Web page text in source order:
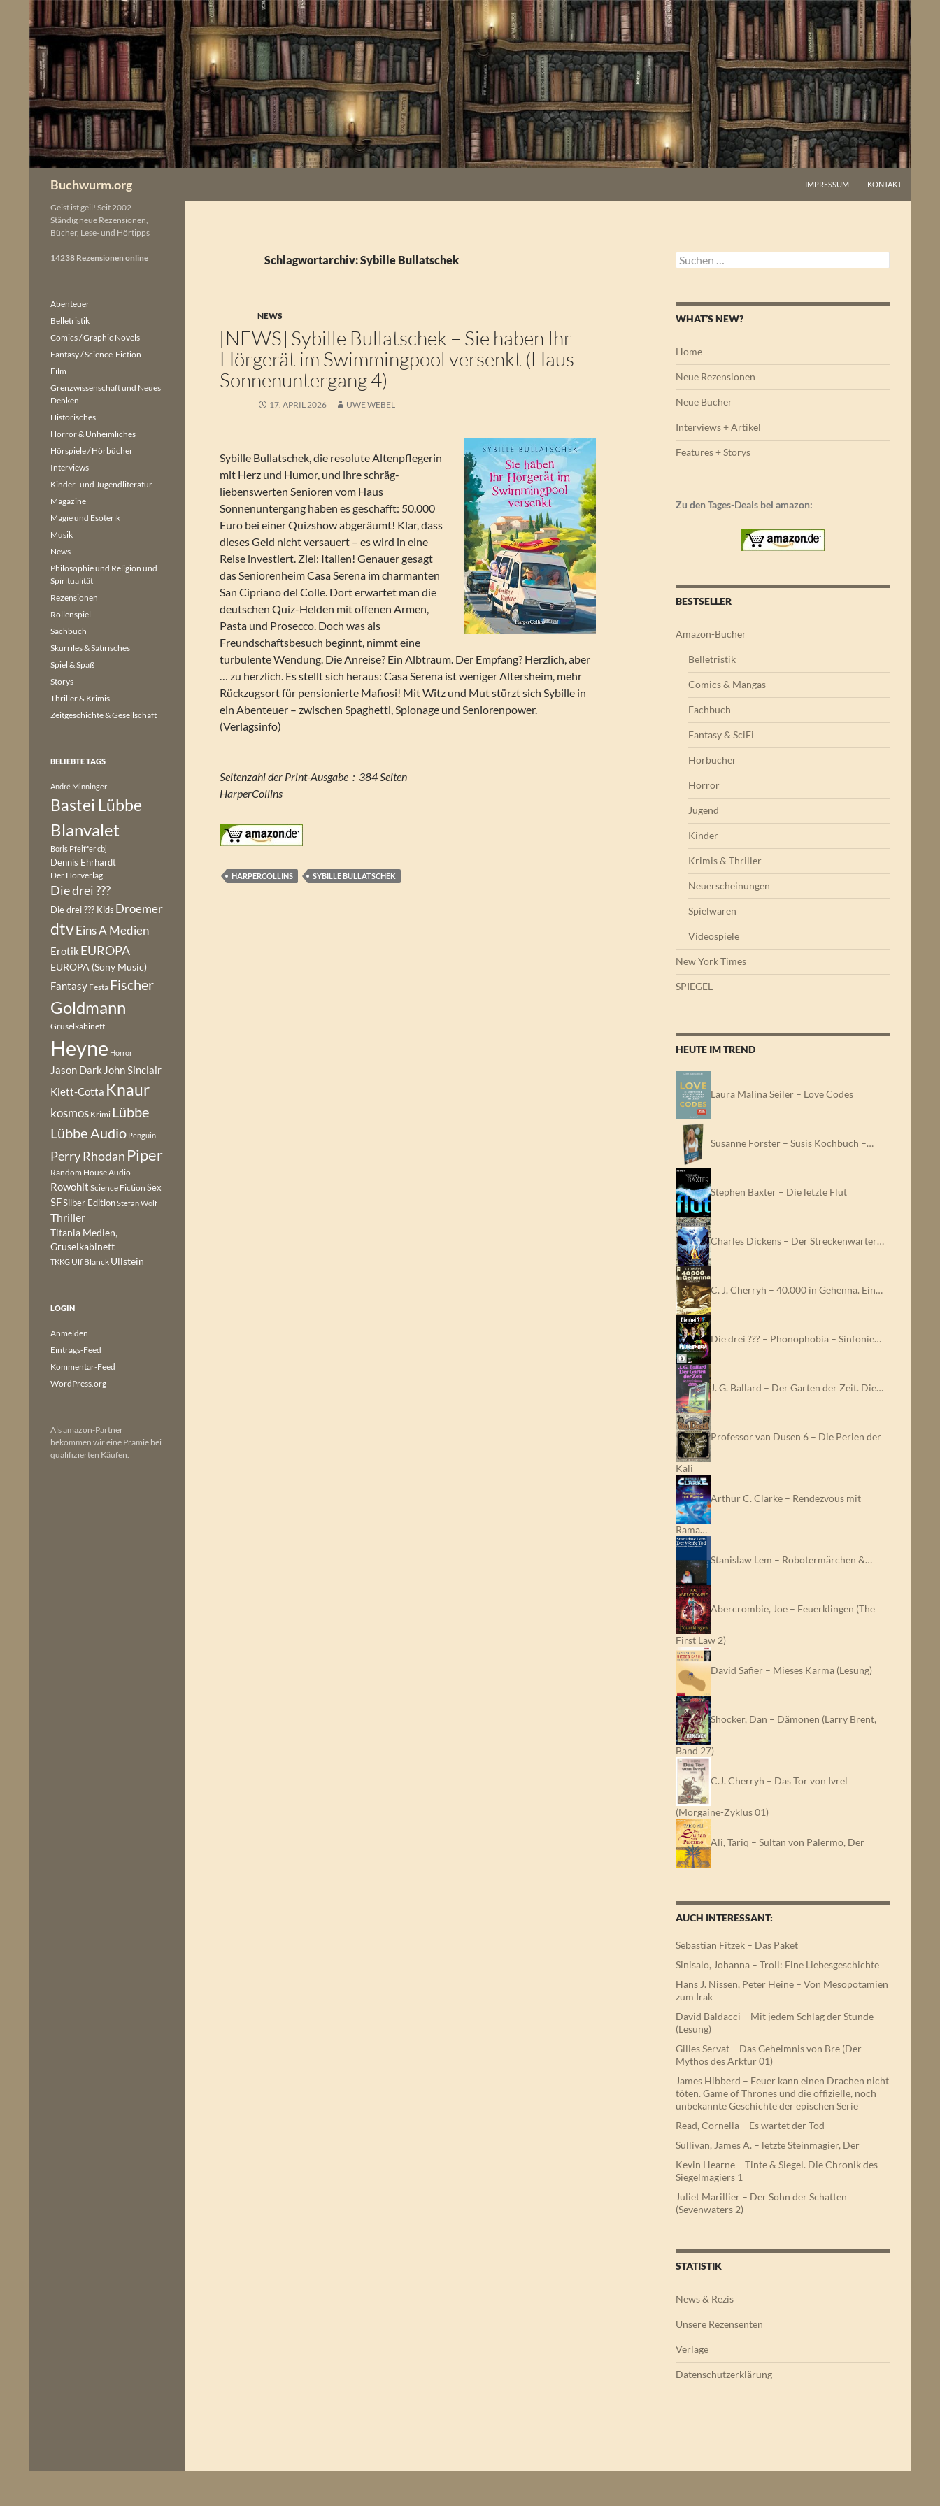
springen
Buchwurm.org IMPRESSUM KONTAKT
Schlagwortarchiv: Sybille Bullatschek
NEWS
[NEWS] Sybille Bullatschek – Sie haben Ihr
Hörgerät im Swimmingpool versenkt (Haus
Sonnenuntergang 4)
17. APRIL 2026 UWE WEBEL
Sybille Bullatschek, die resolute Altenpflegerin
mit Herz und Humor, und ihre schräg-
liebenswerten Senioren vom Haus
Sonnenuntergang haben es geschafft: 50.000
Euro bei einer Quizshow abgeräumt! Klar, dass
dieses Geld nicht versauert – es wird in eine
Reise investiert. Ziel: Italien! Genauer gesagt
das Seniorenheim Casa Serena im charmanten
San Cipriano del Colle. Dort erwartet man die
deutschen Quiz-Helden mit offenen Armen,
Pasta und Prosecco. Doch was als
Freundschaftsbesuch beginnt, nimmt eine
turbulente Wendung. Die Anreise? Ein Albtraum. Der Empfang? Herzlich, aber
… zu herzlich. Es stellt sich heraus: Casa Serena ist weniger Altersheim, mehr
Rückzugsort für pensionierte Mafiosi! Mit Witz und Mut stürzt sich Sybille in
ein Abenteuer – zwischen Spaghetti, Spionage und Seniorenpower.
(Verlagsinfo)
Seitenzahl der Print-Ausgabe ‏ : ‎ 384 Seiten
HarperCollins
HARPERCOLLINS SYBILLE BULLATSCHEK
Suchen
nach:
WHAT’S NEW?
Home
Neue Rezensionen
Neue Bücher
Interviews + Artikel
Features + Storys
Zu den Tages-Deals bei amazon:
BESTSELLER
Amazon-Bücher
Belletristik
Comics & Mangas
Fachbuch
Fantasy & SciFi
Hörbücher
Horror
Jugend
Kinder
Krimis & Thriller
Neuerscheinungen
Spielwaren
Videospiele
New York Times
SPIEGEL
HEUTE IM TREND
Laura Malina Seiler – Love Codes
Susanne Förster – Susis Kochbuch –…
Stephen Baxter – Die letzte Flut
Charles Dickens – Der Streckenwärter…
C. J. Cherryh – 40.000 in Gehenna. Ein…
Die drei ??? – Phonophobia – Sinfonie…
J. G. Ballard – Der Garten der Zeit. Die…
Professor van Dusen 6 – Die Perlen der
Kali
Arthur C. Clarke – Rendezvous mit
Rama…
Stanislaw Lem – Robotermärchen &…
Abercrombie, Joe – Feuerklingen (The
First Law 2)
David Safier – Mieses Karma (Lesung)
Shocker, Dan – Dämonen (Larry Brent,
Band 27)
C.J. Cherryh – Das Tor von Ivrel
(Morgaine-Zyklus 01)
Ali, Tariq – Sultan von Palermo, Der
AUCH INTERESSANT:
Sebastian Fitzek – Das Paket
Sinisalo, Johanna – Troll: Eine Liebesgeschichte
Hans J. Nissen, Peter Heine – Von Mesopotamien
zum Irak
David Baldacci – Mit jedem Schlag der Stunde
(Lesung)
Gilles Servat – Das Geheimnis von Bre (Der
Mythos des Arktur 01)
James Hibberd – Feuer kann einen Drachen nicht
töten. Game of Thrones und die offizielle, noch
unbekannte Geschichte der epischen Serie
Read, Cornelia – Es wartet der Tod
Sullivan, James A. – letzte Steinmagier, Der
Kevin Hearne – Tinte & Siegel. Die Chronik des
Siegelmagiers 1
Juliet Marillier – Der Sohn der Schatten
(Sevenwaters 2)
STATISTIK
News & Rezis
Unsere Rezensenten
Verlage
Datenschutzerklärung
Geist ist geil! Seit 2002 –
Ständig neue Rezensionen,
Bücher, Lese- und Hörtipps
14238 Rezensionen online
Abenteuer
Belletristik
Comics / Graphic Novels
Fantasy / Science-Fiction
Film
Grenzwissenschaft und Neues
Denken
Historisches
Horror & Unheimliches
Hörspiele / Hörbücher
Interviews
Kinder- und Jugendliteratur
Magazine
Magie und Esoterik
Musik
News
Philosophie und Religion und
Spiritualität
Rezensionen
Rollenspiel
Sachbuch
Skurriles & Satirisches
Spiel & Spaß
Storys
Thriller & Krimis
Zeitgeschichte & Gesellschaft
BELIEBTE TAGS
André Minninger
Bastei Lübbe
Blanvalet
Boris Pfeiffercbj
Dennis Ehrhardt
Der Hörverlag
Die drei ???
Die drei ??? Kids Droemer
dtvEins A Medien
Erotik EUROPA
EUROPA (Sony Music)
Fantasy Festa Fischer
Goldmann
Gruselkabinett
Heyne Horror
Jason Dark John Sinclair
Klett-Cotta Knaur
kosmos Krimi Lübbe
Lübbe Audio Penguin
Perry Rhodan Piper
Random House Audio
Rowohlt Science Fiction Sex
SFSilber EditionStefan Wolf
Thriller
Titania Medien,
Gruselkabinett
TKKG Ulf Blanck Ullstein
LOGIN
Anmelden
Eintrags-Feed
Kommentar-Feed
WordPress.org
Als amazon-Partner
bekommen wir eine Prämie bei
qualifizierten Käufen.